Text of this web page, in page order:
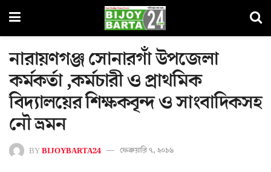
নারায়ণগঞ্জ সোনারগাঁ উপজেলা
কর্মকর্তা ,কর্মচারী ও প্রাথমিক
বিদ্যালয়ের শিক্ষকবৃন্দ ও সাংবাদিকসহ
নৌ ভ্রমন
BYBIJOYBARTA24 ফেব্রুয়ারি ৭, ২০১৬